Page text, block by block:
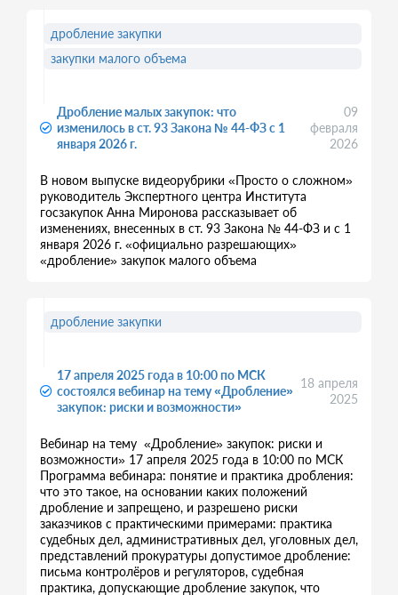
Дробление малых закупок: что
изменилось в ст. 93 Закона № 44-ФЗ с 1
января 2026 г.
09
февраля
2026
В новом выпуске видеорубрики «Просто о сложном»
руководитель Экспертного центра Института
госзакупок Анна Миронова рассказывает об
изменениях, внесенных в ст. 93 Закона № 44-ФЗ и с 1
января 2026 г. «официально разрешающих»
«дробление» закупок малого объема
дробление закупки
закупки малого объема
17 апреля 2025 года в 10:00 по МСК
состоялся вебинар на тему «Дробление»
закупок: риски и возможности»
18 апреля
2025
Вебинар на тему «Дробление» закупок: риски и
возможности» 17 апреля 2025 года в 10:00 по МСК
Программа вебинара: понятие и практика дробления:
что это такое, на основании каких положений
дробление и запрещено, и разрешено риски
заказчиков с практическими примерами: практика
судебных дел, административных дел, уголовных дел,
представлений прокуратуры допустимое дробление:
письма контролёров и регуляторов, судебная
практика, допускающие дробление закупок, что
дробление закупки